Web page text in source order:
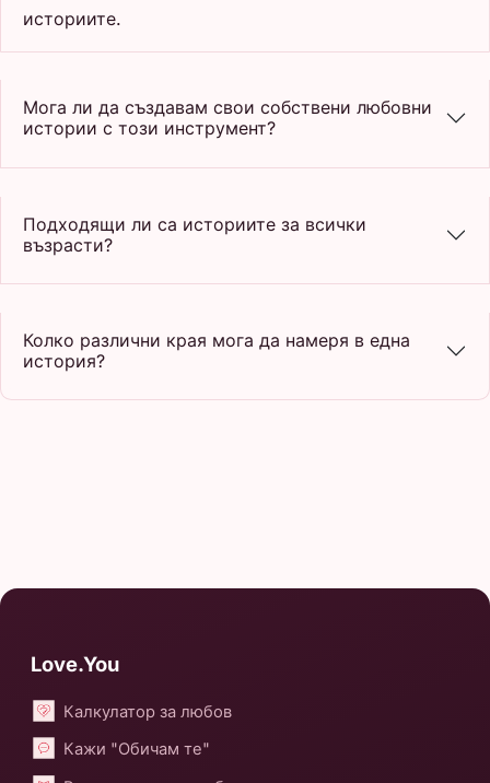
историите.
Мога ли да създавам свои собствени любовни
истории с този инструмент?
Подходящи ли са историите за всички
възрасти?
Колко различни края мога да намеря в една
история?
Love.You
Калкулатор за любов
Кажи "Обичам те"